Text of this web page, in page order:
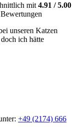
mit 4.91 / 5.00
unseren Katzen
ich hätte
+49 (2174) 666